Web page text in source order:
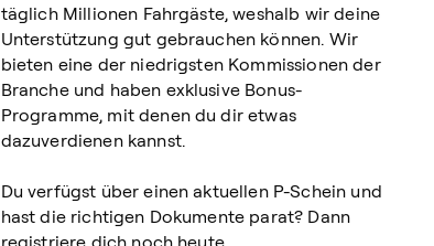
täglich Millionen Fahrgäste, weshalb wir deine
Unterstützung gut gebrauchen können. Wir
bieten eine der niedrigsten Kommissionen der
Branche und haben exklusive Bonus-
Programme, mit denen du dir etwas
dazuverdienen kannst.
Du verfügst über einen aktuellen P-Schein und
hast die richtigen Dokumente parat? Dann
registriere dich noch heute.